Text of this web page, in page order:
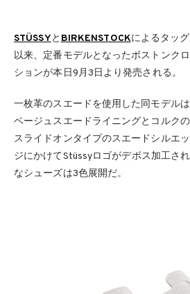
STÜSSYと BIRKENSTOCKによるタッ
以来、定番モデルとなったボストンク
ションが本日9月3日より発売される。
一枚革のスエードを使用した同モデル
ベージュスエードライニングとコルク
スライドオンタイプのスエードシルエ
ジにかけてStüssyロゴがデボス加工さ
なシューズは3色展開だ。